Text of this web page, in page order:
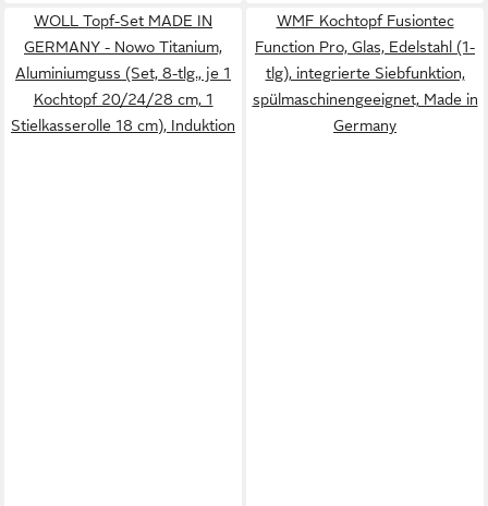
WOLL Topf-Set MADE IN
GERMANY - Nowo Titanium,
Aluminiumguss (Set, 8-tlg., je 1
Kochtopf 20/24/28 cm, 1
Stielkasserolle 18 cm), Induktion
WMF Kochtopf Fusiontec
Function Pro, Glas, Edelstahl (1-
tlg), integrierte Siebfunktion,
spülmaschinengeeignet, Made in
Germany